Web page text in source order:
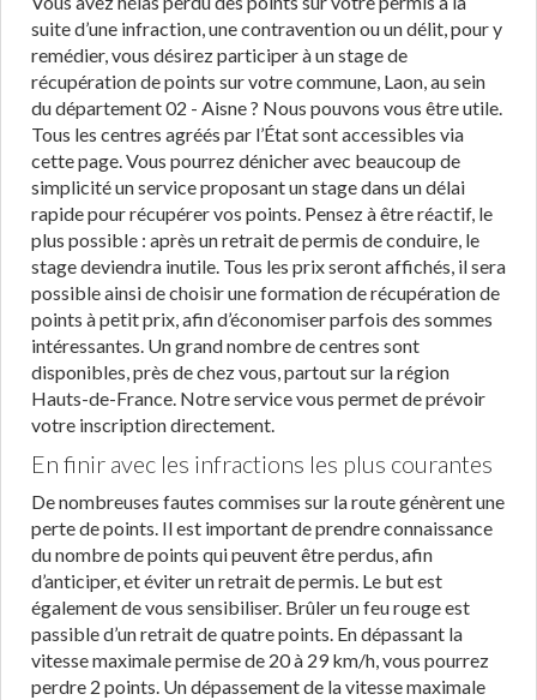
suite d’une infraction, une contravention ou un délit, pour y
remédier, vous désirez participer à un stage de
récupération de points sur votre commune, Laon, au sein
du département 02 - Aisne ? Nous pouvons vous être utile.
Tous les centres agréés par l’État sont accessibles via
cette page. Vous pourrez dénicher avec beaucoup de
simplicité un service proposant un stage dans un délai
rapide pour récupérer vos points. Pensez à être réactif, le
plus possible : après un retrait de permis de conduire, le
stage deviendra inutile. Tous les prix seront affichés, il sera
possible ainsi de choisir une formation de récupération de
points à petit prix, afin d’économiser parfois des sommes
intéressantes. Un grand nombre de centres sont
disponibles, près de chez vous, partout sur la région
Hauts-de-France. Notre service vous permet de prévoir
votre inscription directement.
En finir avec les infractions les plus courantes
De nombreuses fautes commises sur la route génèrent une
perte de points. Il est important de prendre connaissance
du nombre de points qui peuvent être perdus, afin
d’anticiper, et éviter un retrait de permis. Le but est
également de vous sensibiliser. Brûler un feu rouge est
passible d’un retrait de quatre points. En dépassant la
vitesse maximale permise de 20 à 29 km/h, vous pourrez
perdre 2 points. Un dépassement de la vitesse maximale